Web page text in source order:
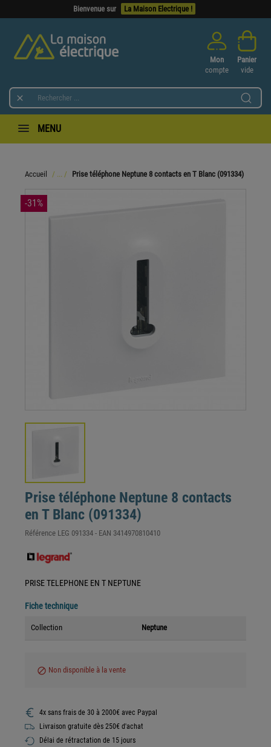
Bienvenue sur La Maison Electrique !

Mon
compte
Panier
vide
MENU
Accueil Prise téléphone Neptune 8 contacts en T Blanc (091334)
-31%
Prise téléphone Neptune 8 contacts
en T Blanc (091334)
Référence LEG 091334 - EAN 3414970810410
PRISE TELEPHONE EN T NEPTUNE
Fiche technique
Collection Neptune
block Non disponible à la vente
4x sans frais de 30 à 2000€ avec Paypal
Livraison gratuite dès 250€ d'achat
Délai de rétractation de 15 jours